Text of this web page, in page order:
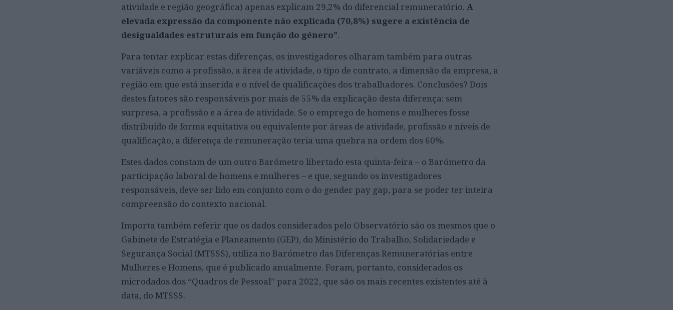
atividade e região geográfica) apenas explicam 29,2% do diferencial remuneratório. A
elevada expressão da componente não explicada (70,8%) sugere a existência de
desigualdades estruturais em função do género”.
Para tentar explicar estas diferenças, os investigadores olharam também para outras
variáveis como a profissão, a área de atividade, o tipo de contrato, a dimensão da empresa, a
região em que está inserida e o nível de qualificações dos trabalhadores. Conclusões? Dois
destes fatores são responsáveis por mais de 55% da explicação desta diferença: sem
surpresa, a profissão e a área de atividade. Se o emprego de homens e mulheres fosse
distribuído de forma equitativa ou equivalente por áreas de atividade, profissão e níveis de
qualificação, a diferença de remuneração teria uma quebra na ordem dos 60%.
Estes dados constam de um outro Barómetro libertado esta quinta-feira – o Barómetro da
participação laboral de homens e mulheres – e que, segundo os investigadores
responsáveis, deve ser lido em conjunto com o do gender pay gap, para se poder ter inteira
compreensão do contexto nacional.
Importa também referir que os dados considerados pelo Observatório são os mesmos que o
Gabinete de Estratégia e Planeamento (GEP), do Ministério do Trabalho, Solidariedade e
Segurança Social (MTSSS), utiliza no Barómetro das Diferenças Remuneratórias entre
Mulheres e Homens, que é publicado anualmente. Foram, portanto, considerados os
microdados dos “Quadros de Pessoal” para 2022, que são os mais recentes existentes até à
data, do MTSSS.